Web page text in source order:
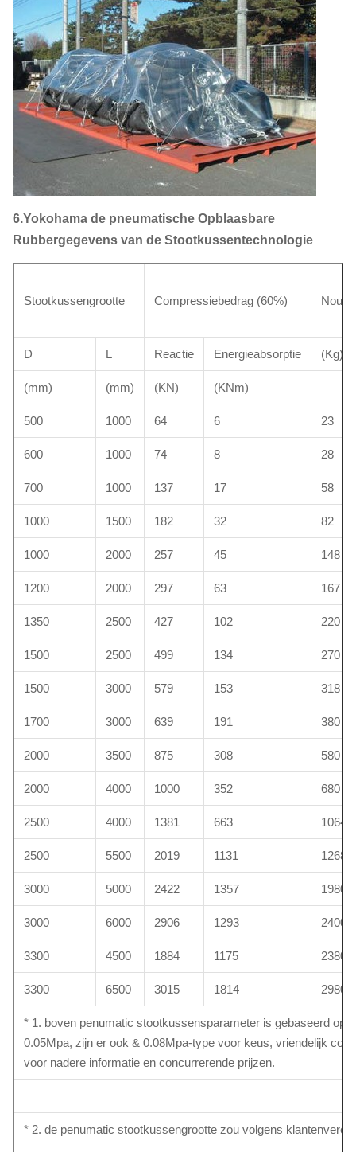
6.Yokohama de pneumatische Opblaasbare
Rubbergegevens van de Stootkussentechnologie
Stootkussengrootte Compressiebedrag (60%)
D L Reactie Energieabsorptie (Kg)
(mm) (mm) (KN) (KNm)
500 1000 64 6 23
600 1000 74 8 28
700 1000 137 17 58
1000 1500 182 32 82
1000 2000 257 45 148
1200 2000 297 63 167
1350 2500 427 102 220
1500 2500 499 134 270
1500 3000 579 153 318
1700 3000 639 191 380
2000 3500 875 308 580
2000 4000 1000 352 680
2500 4000 1381 663 1064
2500 5500 2019 1131 1268
3000 5000 2422 1357 1980
3000 6000 2906 1293 2400
3300 4500 1884 1175 2380
3300 6500 3015 1814 2980
* 1. boven penumatic stootkussensparameter is gebaseerd op
0.05Mpa, zijn er ook & 0.08Mpa-type voor keus, vriendelijk
voor nadere informatie en concurrerende prijzen.
* 2. de penumatic stootkussengrootte zou volgens